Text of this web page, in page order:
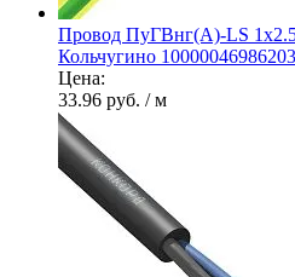
Провод ПуГВнг(А)-LS
Кольчугино
Цена:
33.96 руб. / м